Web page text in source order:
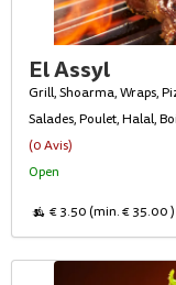
El Assyl
Grill, Shoarma, Wraps,
Salades, Poulet, Halal,
(0 Avis)
Open
€ 3.50 (min. € 35.00 )